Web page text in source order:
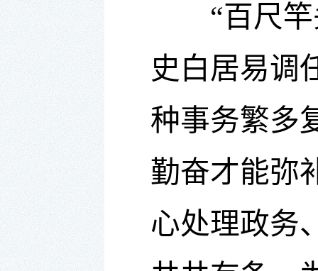
“百尺竿头
史白居易调
种事务繁多
勤奋才能弥
心处理政务